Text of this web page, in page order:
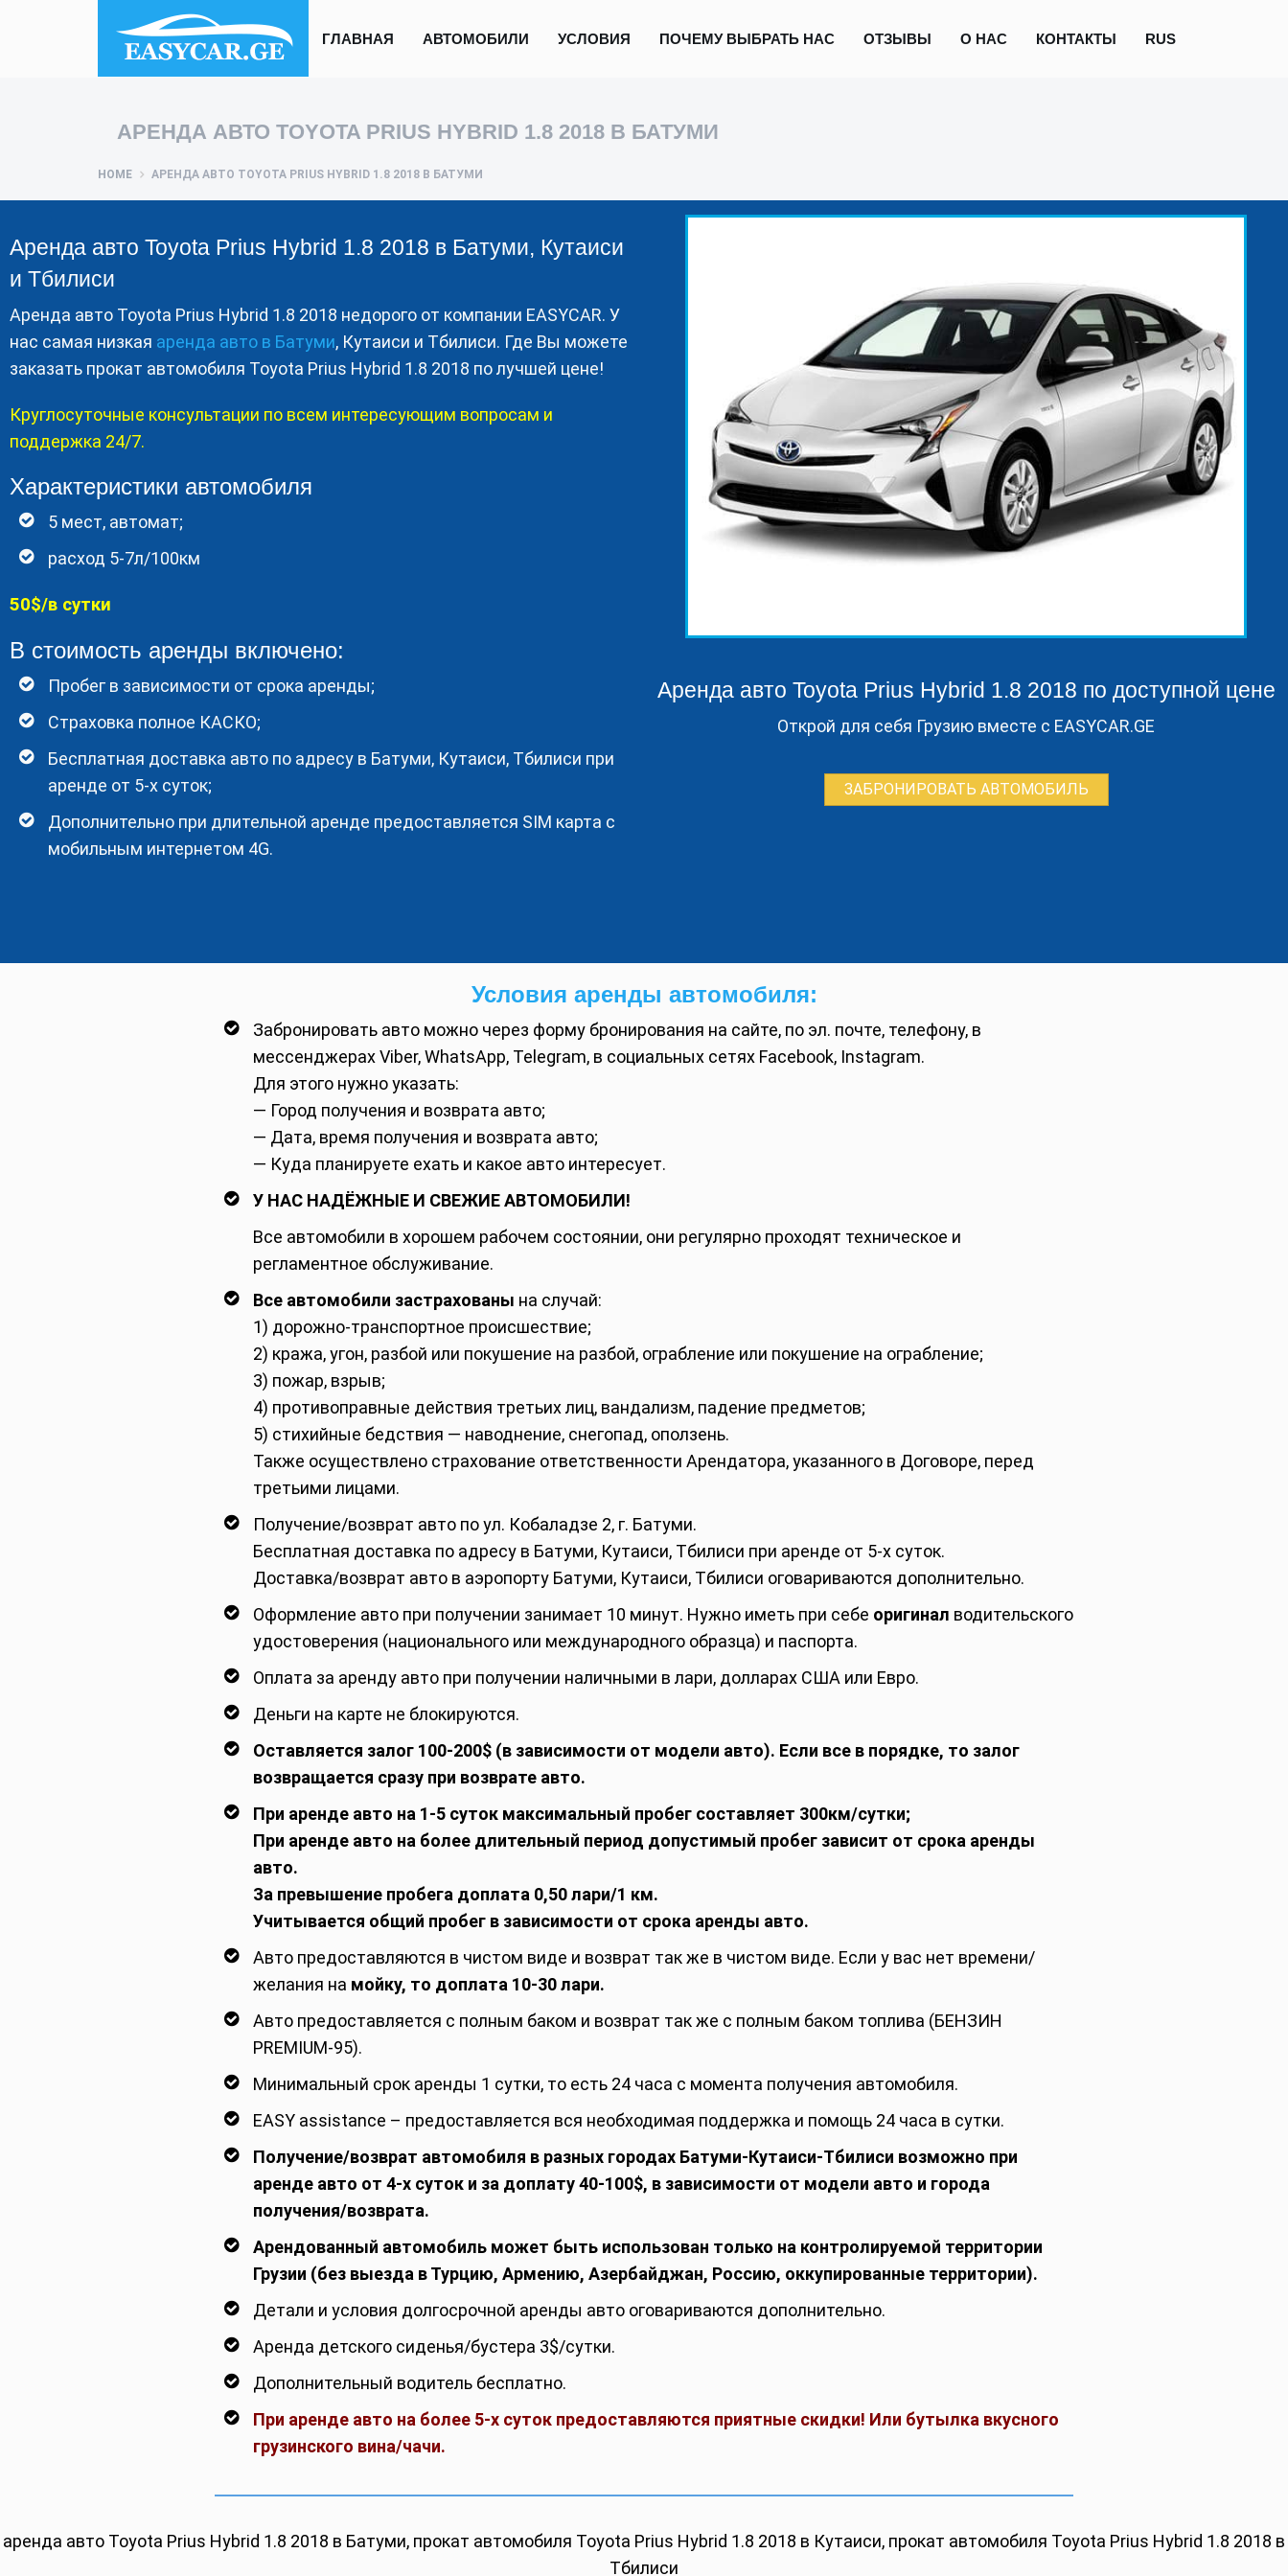
ГЛАВНАЯ АВТОМОБИЛИ УСЛОВИЯ ПОЧЕМУ ВЫБРАТЬ НАС ОТЗЫВЫ О НАС КОНТАКТЫ RUS
АРЕНДА АВТО TOYOTA PRIUS HYBRID 1.8 2018 В БАТУМИ
HOME АРЕНДА АВТО TOYOTA PRIUS HYBRID 1.8 2018 В БАТУМИ
Аренда авто Toyota Prius Hybrid 1.8 2018 в Батуми, Кутаиси
и Тбилиси
Аренда авто Toyota Prius Hybrid 1.8 2018 недорого от компании EASYCAR. У
нас самая низкая аренда авто в Батуми, Кутаиси и Тбилиси. Где Вы можете
заказать прокат автомобиля Toyota Prius Hybrid 1.8 2018 по лучшей цене!
Круглосуточные консультации по всем интересующим вопросам и
поддержка 24/7.
Характеристики автомобиля
5 мест, автомат;
расход 5-7л/100км
50$/в сутки
В стоимость аренды включено:
Пробег в зависимости от срока аренды;
Страховка полное КАСКО;
Бесплатная доставка авто по адресу в Батуми, Кутаиси, Тбилиси при
аренде от 5-х суток;
Дополнительно при длительной аренде предоставляется SIM карта с
мобильным интернетом 4G.
Аренда авто Toyota Prius Hybrid 1.8 2018 по доступной цене
Открой для себя Грузию вместе с EASYCAR.GE
ЗАБРОНИРОВАТЬ АВТОМОБИЛЬ
Условия аренды автомобиля:
Забронировать авто можно через форму бронирования на сайте, по эл. почте, телефону, в
мессенджерах Viber, WhatsApp, Telegram, в социальных сетях Facebook, Instagram.
Для этого нужно указать:
— Город получения и возврата авто;
— Дата, время получения и возврата авто;
— Куда планируете ехать и какое авто интересует.
У НАС НАДЁЖНЫЕ И СВЕЖИЕ АВТОМОБИЛИ!
Все автомобили в хорошем рабочем состоянии, они регулярно проходят техническое и
регламентное обслуживание.
Все автомобили застрахованы на случай:
1) дорожно-транспортное происшествие;
2) кража, угон, разбой или покушение на разбой, ограбление или покушение на ограбление;
3) пожар, взрыв;
4) противоправные действия третьих лиц, вандализм, падение предметов;
5) стихийные бедствия — наводнение, снегопад, оползень.
Также осуществлено страхование ответственности Арендатора, указанного в Договоре, перед
третьими лицами.
Получение/возврат авто по ул. Кобаладзе 2, г. Батуми.
Бесплатная доставка по адресу в Батуми, Кутаиси, Тбилиси при аренде от 5-х суток.
Доставка/возврат авто в аэропорту Батуми, Кутаиси, Тбилиси оговариваются дополнительно.
Оформление авто при получении занимает 10 минут. Нужно иметь при себе оригинал водительского
удостоверения (национального или международного образца) и паспорта.
Оплата за аренду авто при получении наличными в лари, долларах США или Евро.
Деньги на карте не блокируются.
Оставляется залог 100-200$ (в зависимости от модели авто). Если все в порядке, то залог
возвращается сразу при возврате авто.
При аренде авто на 1-5 суток максимальный пробег составляет 300км/сутки;
При аренде авто на более длительный период допустимый пробег зависит от срока аренды
авто.
За превышение пробега доплата 0,50 лари/1 км.
Учитывается общий пробег в зависимости от срока аренды авто.
Авто предоставляются в чистом виде и возврат так же в чистом виде. Если у вас нет времени/
желания на мойку, то доплата 10-30 лари.
Авто предоставляется с полным баком и возврат так же с полным баком топлива (БЕНЗИН
PREMIUM-95).
Минимальный срок аренды 1 сутки, то есть 24 часа с момента получения автомобиля.
EASY assistance – предоставляется вся необходимая поддержка и помощь 24 часа в сутки.
Получение/возврат автомобиля в разных городах Батуми-Кутаиси-Тбилиси возможно при
аренде авто от 4-х суток и за доплату 40-100$, в зависимости от модели авто и города
получения/возврата.
Арендованный автомобиль может быть использован только на контролируемой территории
Грузии (без выезда в Турцию, Армению, Азербайджан, Россию, оккупированные территории).
Детали и условия долгосрочной аренды авто оговариваются дополнительно.
Аренда детского сиденья/бустера 3$/сутки.
Дополнительный водитель бесплатно.
При аренде авто на более 5-х суток предоставляются приятные скидки! Или бутылка вкусного
грузинского вина/чачи.
аренда авто Toyota Prius Hybrid 1.8 2018 в Батуми, прокат автомобиля Toyota Prius Hybrid 1.8 2018 в Кутаиси, прокат автомобиля Toyota Prius Hybrid 1.8 2018 в
Тбилиси